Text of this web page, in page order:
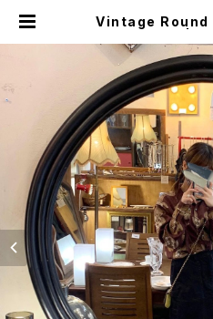
Vintage Round
イクルショ